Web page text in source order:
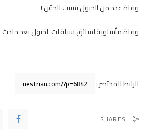
وفاة عدد من الخيول بسبب الحقن !
وفاة مأساوية لسائق سباقات الخيول بعد حادث
الرابط المختصر :
SHARES